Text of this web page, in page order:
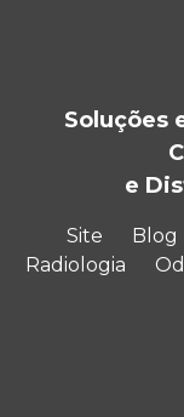
Soluções
e
Site Blog
Radiologia